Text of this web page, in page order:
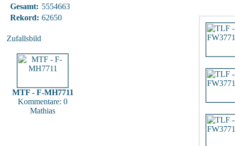
Gesamt: 5554663
Rekord: 62650
Zufallsbild
MTF - F-MH7711
Kommentare: 0
Mathias